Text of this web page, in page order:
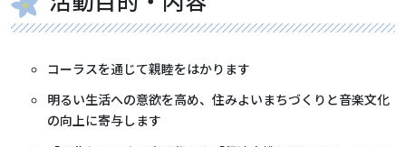
コーラスを通じて親睦をはかります
明るい生活への意欲を高め、住みよいまちづくりと音楽文化
の向上に寄与します